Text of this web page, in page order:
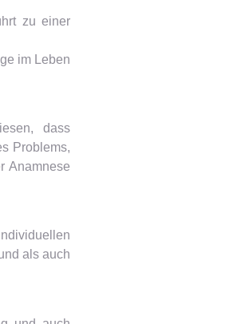
zu einer
im Leben
dass
Problems,
Anamnese
als auch